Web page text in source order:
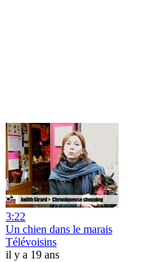
3:22
Un chien dans le marais
Télévoisins
il y a 19 ans